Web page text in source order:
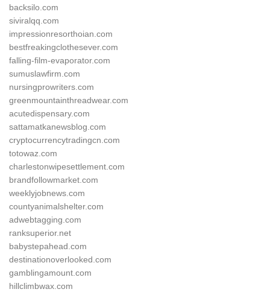
backsilo.com
siviralqq.com
impressionresorthoian.com
bestfreakingclothesever.com
falling-film-evaporator.com
sumuslawfirm.com
nursingprowriters.com
greenmountainthreadwear.com
acutedispensary.com
sattamatkanewsblog.com
cryptocurrencytradingcn.com
totowaz.com
charlestonwipesettlement.com
brandfollowmarket.com
weeklyjobnews.com
countyanimalshelter.com
adwebtagging.com
ranksuperior.net
babystepahead.com
destinationoverlooked.com
gamblingamount.com
hillclimbwax.com